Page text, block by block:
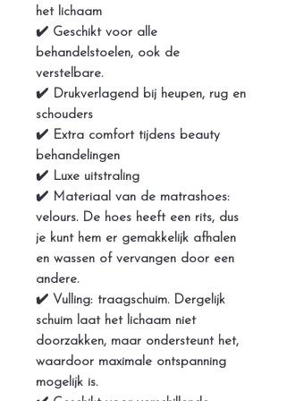
het lichaam
✔️ Geschikt voor alle
behandelstoelen, ook de
verstelbare.
✔️ Drukverlagend bij heupen, rug en
schouders
✔️ Extra comfort tijdens beauty
behandelingen
✔️ Luxe uitstraling
✔️ Materiaal van de matrashoes:
velours. De hoes heeft een rits, dus
je kunt hem er gemakkelijk afhalen
en wassen of vervangen door een
andere.
✔️ Vulling: traagschuim. Dergelijk
schuim laat het lichaam niet
doorzakken, maar ondersteunt het,
waardoor maximale ontspanning
mogelijk is.